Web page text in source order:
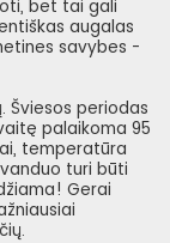
bet tai gali
augalas
savybes -
Šviesos periodas
palaikoma 95
temperatūra
turi būti
Gerai